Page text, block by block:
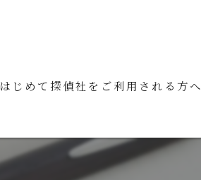
はじめて探偵社をご利用される方へ